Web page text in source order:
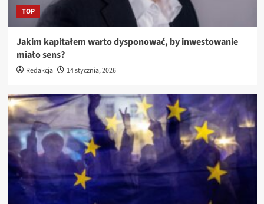
TOP
Jakim kapitałem warto dysponować, by inwestowanie
miało sens?
Redakcja 14 stycznia, 2026